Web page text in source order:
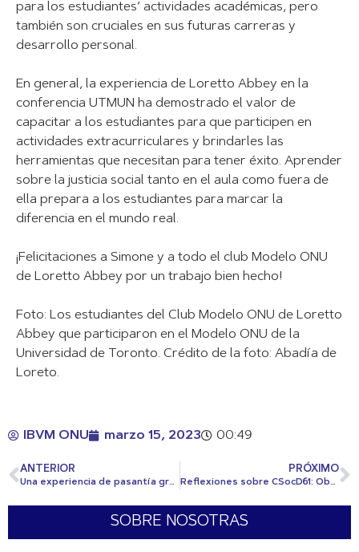
para los estudiantes’ actividades académicas, pero
también son cruciales en sus futuras carreras y
desarrollo personal.
En general, la experiencia de Loretto Abbey en la
conferencia UTMUN ha demostrado el valor de
capacitar a los estudiantes para que participen en
actividades extracurriculares y brindarles las
herramientas que necesitan para tener éxito. Aprender
sobre la justicia social tanto en el aula como fuera de
ella prepara a los estudiantes para marcar la
diferencia en el mundo real.
¡Felicitaciones a Simone y a todo el club Modelo ONU
de Loretto Abbey por un trabajo bien hecho!
Foto: Los estudiantes del Club Modelo ONU de Loretto
Abbey que participaron en el Modelo ONU de la
Universidad de Toronto. Crédito de la foto: Abadía de
Loreto.
IBVM ONU marzo 15, 2023 00:49
ANTERIOR
Una experiencia de pasantía gratificante
PRÓXIMO
Reflexiones sobre CSocD61: Observando la política internacional y el derecho internacional
SOBRE NOSOTRAS